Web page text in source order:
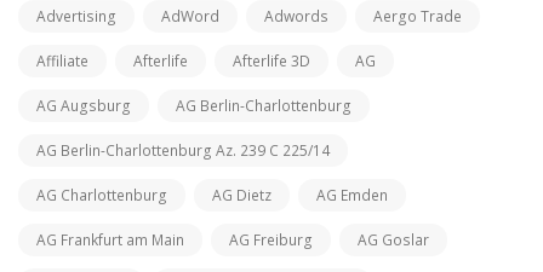
Advertising AdWord Adwords Aergo Trade
Affiliate Afterlife Afterlife 3D AG
AG Augsburg AG Berlin-Charlottenburg
AG Berlin-Charlottenburg Az. 239 C 225/14
AG Charlottenburg AG Dietz AG Emden
AG Frankfurt am Main AG Freiburg AG Goslar